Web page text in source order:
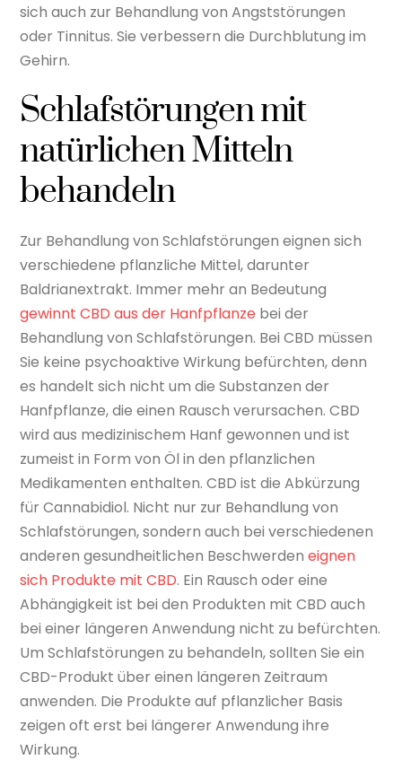
sich auch zur Behandlung von Angststörungen
oder Tinnitus. Sie verbessern die Durchblutung im
Gehirn.
Schlafstörungen mit
natürlichen Mitteln
behandeln
Zur Behandlung von Schlafstörungen eignen sich
verschiedene pflanzliche Mittel, darunter
Baldrianextrakt. Immer mehr an Bedeutung
gewinnt CBD aus der Hanfpflanze bei der
Behandlung von Schlafstörungen. Bei CBD müssen
Sie keine psychoaktive Wirkung befürchten, denn
es handelt sich nicht um die Substanzen der
Hanfpflanze, die einen Rausch verursachen. CBD
wird aus medizinischem Hanf gewonnen und ist
zumeist in Form von Öl in den pflanzlichen
Medikamenten enthalten. CBD ist die Abkürzung
für Cannabidiol. Nicht nur zur Behandlung von
Schlafstörungen, sondern auch bei verschiedenen
anderen gesundheitlichen Beschwerdeneignen
sich Produkte mit CBD. Ein Rausch oder eine
Abhängigkeit ist bei den Produkten mit CBD auch
bei einer längeren Anwendung nicht zu befürchten.
Um Schlafstörungen zu behandeln, sollten Sie ein
CBD-Produkt über einen längeren Zeitraum
anwenden. Die Produkte auf pflanzlicher Basis
zeigen oft erst bei längerer Anwendung ihre
Wirkung.